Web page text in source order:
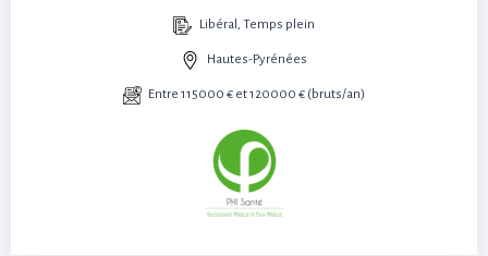
Libéral, Temps plein
Hautes-Pyrénées
Entre 115000 € et 120000 € (bruts/an)